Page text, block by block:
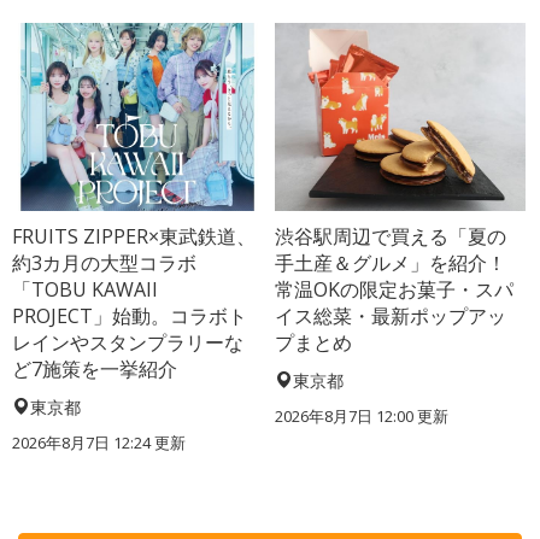
FRUITS ZIPPER×東武鉄道、
約3カ月の大型コラボ
「TOBU KAWAII
PROJECT」始動。コラボト
レインやスタンプラリーな
ど7施策を一挙紹介
東京都
2026年8月7日 12:24更新
渋谷駅周辺で買える「夏の
手土産＆グルメ」を紹介！
常温OKの限定お菓子・スパ
イス総菜・最新ポップアッ
プまとめ
東京都
2026年8月7日 12:00更新